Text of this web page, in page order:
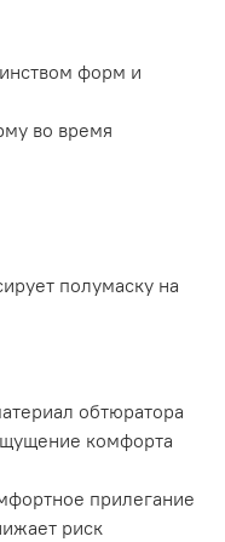
форм и
во время
полумаску на
обтюратора
комфорта
прилегание
риск